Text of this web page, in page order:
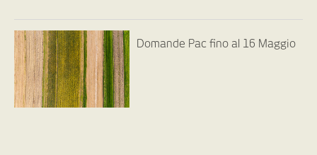
Domande Pac fino al 16 Maggio